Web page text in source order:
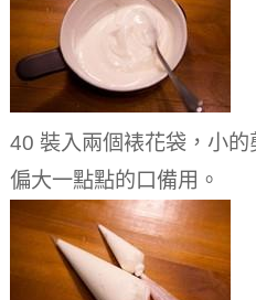
40 裝入兩個裱花袋，小
偏大一點點的口備用。